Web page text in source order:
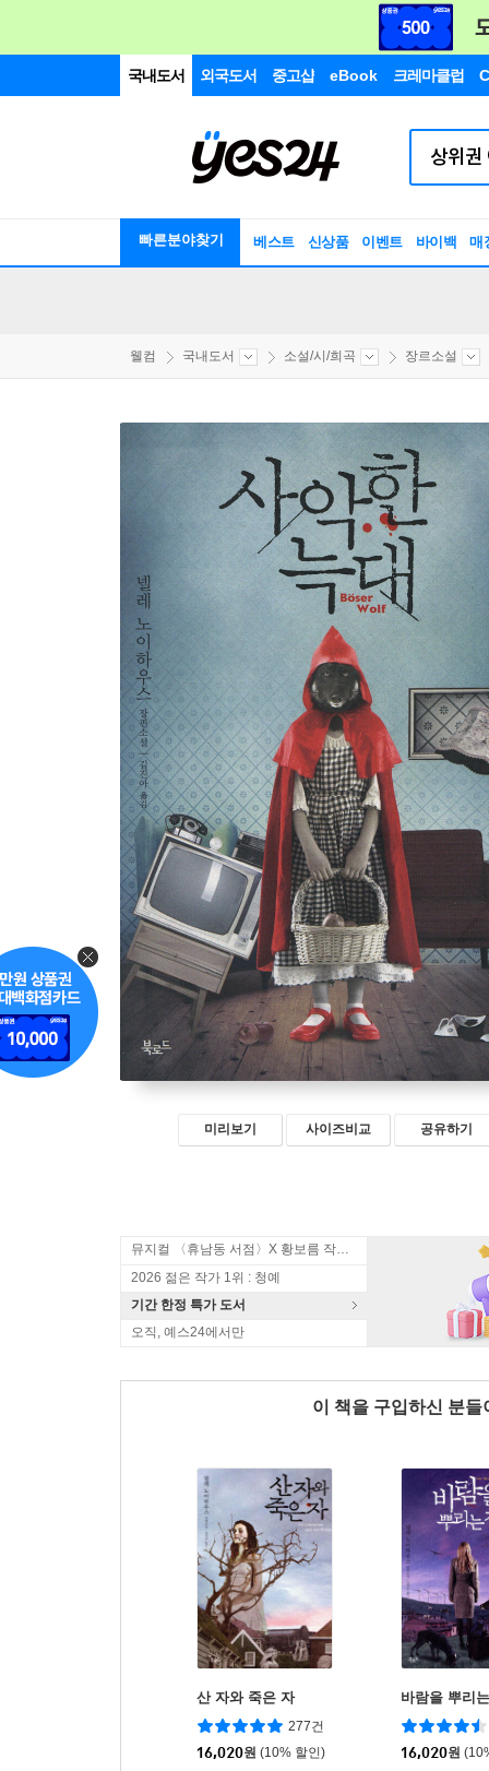
국내도서 외국도서 중고샵 eBook 크레마클럽
빠른분야찾기 베스트 신상품 이벤트 바이백 매
웰컴 국내도서 소설/시/희곡 장르소설
미리보기 사이즈비교 공유하기
뮤지컬 〈휴남동 서점〉X 황보름 작가 북토크
2026 젊은 작가 1위 : 청예
기간 한정 특가 도서
오직, 예스24에서만
이 책을 구입하신 분
산 자와 죽은 자
277건
16,020원 (10% 할인)
바람을 뿌리
16,020원